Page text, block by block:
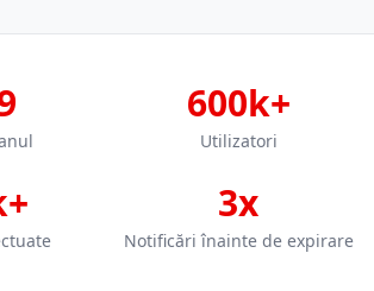
600k+
Utilizatori
3x
Notificări înainte de expirare